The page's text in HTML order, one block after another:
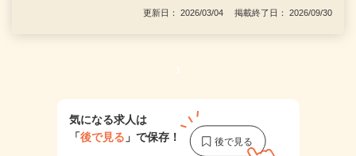
更新日： 2026/03/04 掲載終了日： 2026/09/30
1
気になる求人は
「後で見る 」で保存！